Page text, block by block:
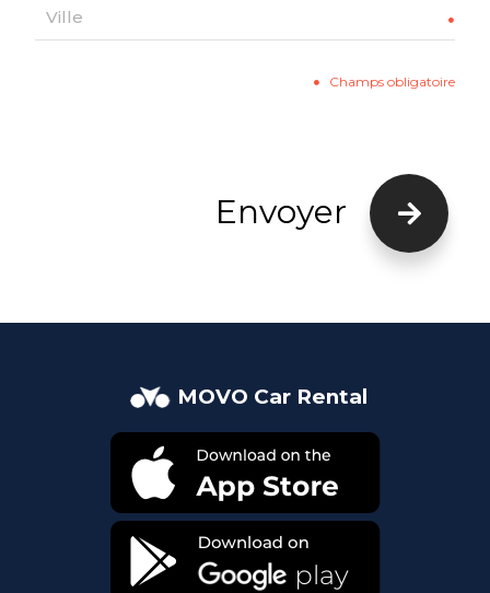
Champs obligatoire
Envoyer
MOVO Car Rental